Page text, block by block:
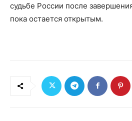
судьбе России после
пока остается открытым.